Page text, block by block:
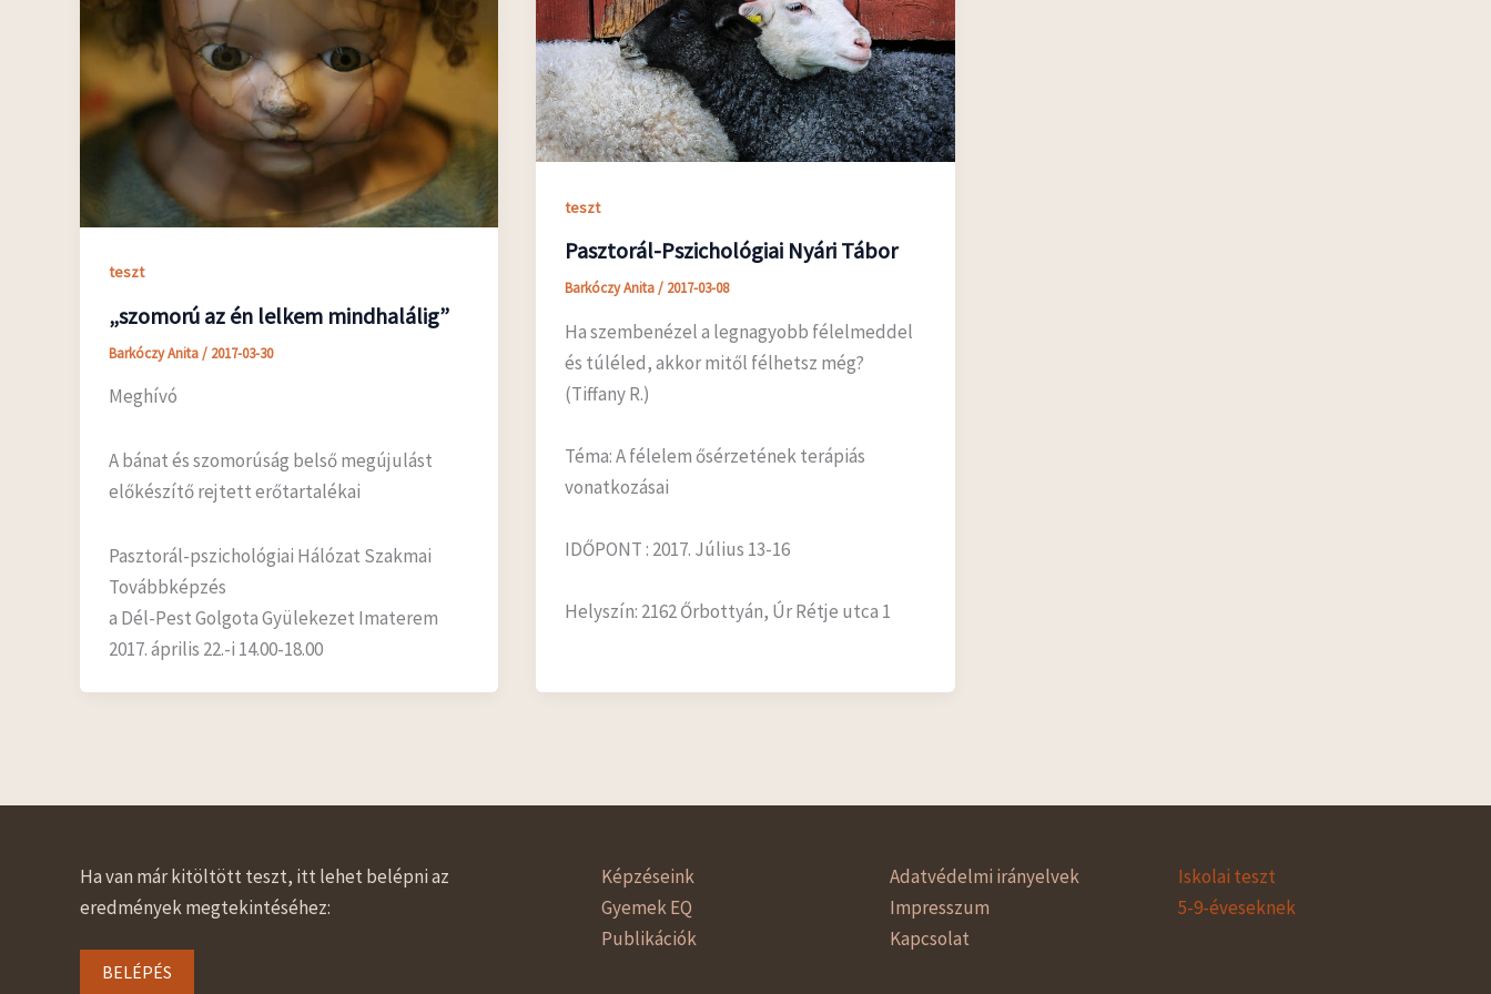
teszt
„szomorú az én lelkem mindhalálig”
Barkóczy Anita/ 2017-03-30
Meghívó
A bánat és szomorúság belső megújulást
előkészítő rejtett erőtartalékai
Pasztorál-pszichológiai Hálózat Szakmai
Továbbképzés
a Dél-Pest Golgota Gyülekezet Imaterem
2017. április 22.-i 14.00-18.00
teszt
Pasztorál-Pszichológiai Nyári Tábor
Barkóczy Anita/ 2017-03-08
Ha szembenézel a legnagyobb félelmeddel
és túléled, akkor mitől félhetsz még?
(Tiffany R.)
Téma: A félelem ősérzetének terápiás
vonatkozásai
IDŐPONT : 2017. Július 13-16
Helyszín: 2162 Őrbottyán, Úr Rétje utca 1
Ha van már kitöltött teszt, itt lehet belépni az
eredmények megtekintéséhez:
BELÉPÉS
Képzéseink
Gyemek EQ
Publikációk
Adatvédelmi irányelvek
Impresszum
Kapcsolat
Iskolai teszt
5-9-éveseknek